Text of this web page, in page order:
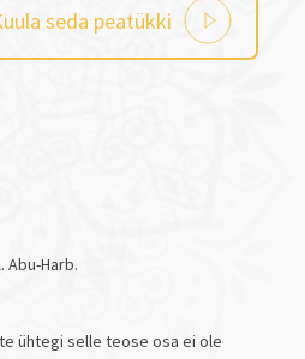
seda peatükki
Abu-Harb.
ühtegi selle teose osa ei ole